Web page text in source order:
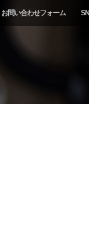
お問い合わせフォーム